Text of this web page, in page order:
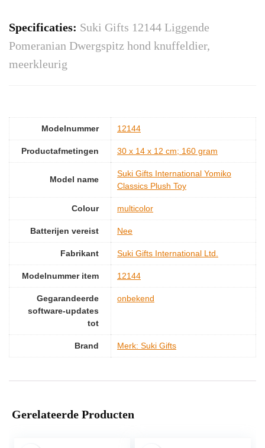
Specificaties: Suki Gifts 12144 Liggende
Pomeranian Dwergspitz hond knuffeldier,
meerkleurig
Modelnummer ‎12144
Productafmetingen ‎30 x 14 x 12 cm; 160 gram
Model name
‎Suki Gifts International Yomiko
Classics Plush Toy
Colour ‎multicolor
Batterijen vereist ‎Nee
Fabrikant ‎Suki Gifts International Ltd.
Modelnummer item ‎12144
Gegarandeerde
software-updates
tot
‎onbekend
Brand Merk: Suki Gifts
Gerelateerde Producten